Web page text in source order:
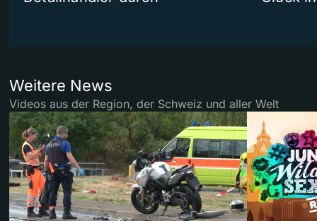
Weitere News
Videos aus der Region, der Schweiz und aller Welt